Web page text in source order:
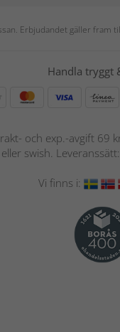
Erbjudandet gäller
Handla tryggt
och exp.-avgift
swish.
Vi finns i: